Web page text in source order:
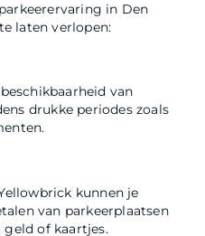
in Den
laten verlopen:
van
drukke periodes zoals
kunnen je
van parkeerplaatsen
of kaartjes.